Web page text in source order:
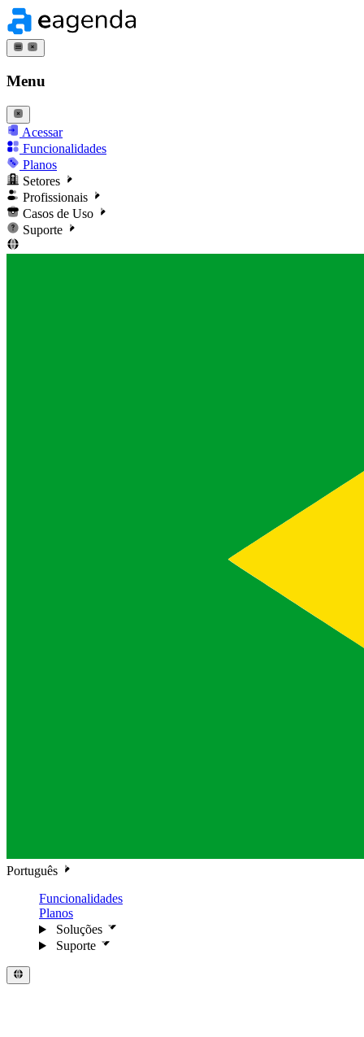
Menu
Acessar
Funcionalidades
Planos
Setores
Profissionais
Casos de Uso
Suporte
Português
Funcionalidades
Planos
Soluções
Suporte